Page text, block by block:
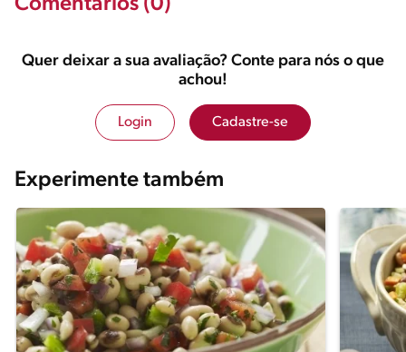
Comentários (0)
Quer deixar a sua avaliação? Conte para nós o que
achou!
Login Cadastre-se
Experimente também